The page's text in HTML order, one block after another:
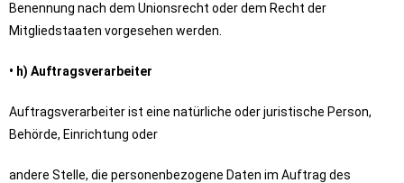
Benennung nach dem Unionsrecht oder dem Recht der
Mitgliedstaaten vorgesehen werden.
• h) Auftragsverarbeiter
Auftragsverarbeiter ist eine natürliche oder juristische Person,
Behörde, Einrichtung oder
andere Stelle, die personenbezogene Daten im Auftrag des